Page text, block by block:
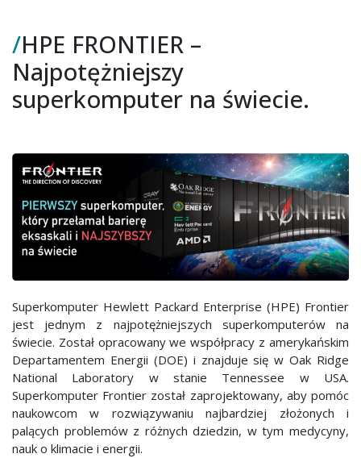
–
Najpotężniejszy
superkomputer
na
/HPE FRONTIER –
Najpotężniejszy
superkomputer na świecie.
Superkomputer Hewlett Packard Enterprise (HPE) Frontier
jest jednym z najpotężniejszych superkomputerów na
świecie. Został opracowany we współpracy z amerykańskim
Departamentem Energii (DOE) i znajduje się w Oak Ridge
National Laboratory w stanie Tennessee w USA.
Superkomputer Frontier został zaprojektowany, aby pomóc
naukowcom w rozwiązywaniu najbardziej złożonych i
palących problemów z różnych dziedzin, w tym medycyny,
nauk o klimacie i energii.